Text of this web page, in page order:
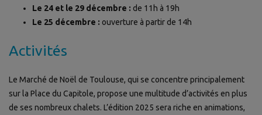
Le 24 et le 29 décembre : de 11h à 19h
Le 25 décembre : ouverture à partir de 14h
Activités
Le Marché de Noël de Toulouse, qui se concentre principalement
sur la Place du Capitole, propose une multitude d’activités en plus
de ses nombreux chalets. L’édition 2025 sera riche en animations,